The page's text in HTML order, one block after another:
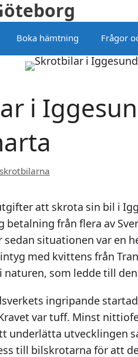
Boka hämtning Frågor
i
skrotbilarna
att skrota sin bil i
betalning från flera av
situationen var en
med kvittens från
naturen, som ledde till
ingripande
var tuff. Minst
underlätta utvecklingen
till bilskrotarna för att